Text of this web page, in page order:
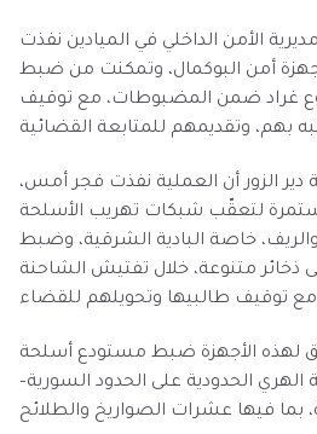
الأمن الداخلي في الميادين نفذت
أمن البوكمال، وتمكنت من ضبط
غراد ضمن المضبوطات، مع توقيف
الزور أن العملية نفذت فجر أمس،
لتعقّب شبكات تهريب الأسلحة
والريف، خاصة البادية الشرقية، وضبط
ذخائر متنوعة، خلال تفتيش الشاحنة
لهذه الأجهزة ضبط مستودع أسلحة
الحدودية على الحدود السورية–